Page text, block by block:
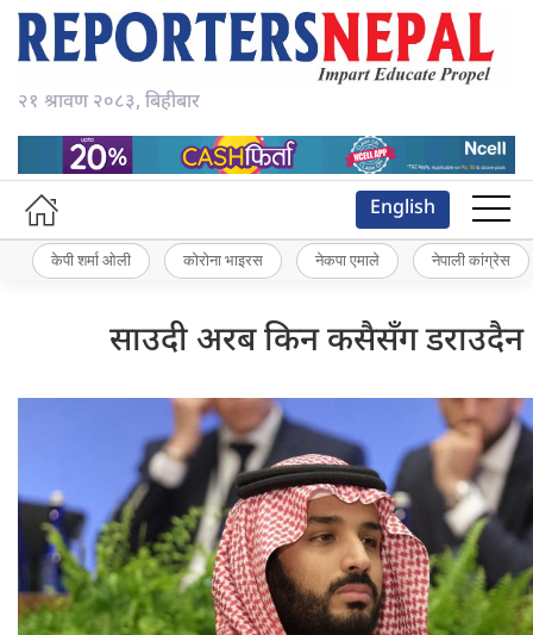
२१ श्रावण २०८३, बिहीबार
English
केपी शर्मा ओली कोरोना भाइरस नेकपा एमाले नेपाली कांग्रेस
साउदी अरब किन कसैसँग डराउदैन